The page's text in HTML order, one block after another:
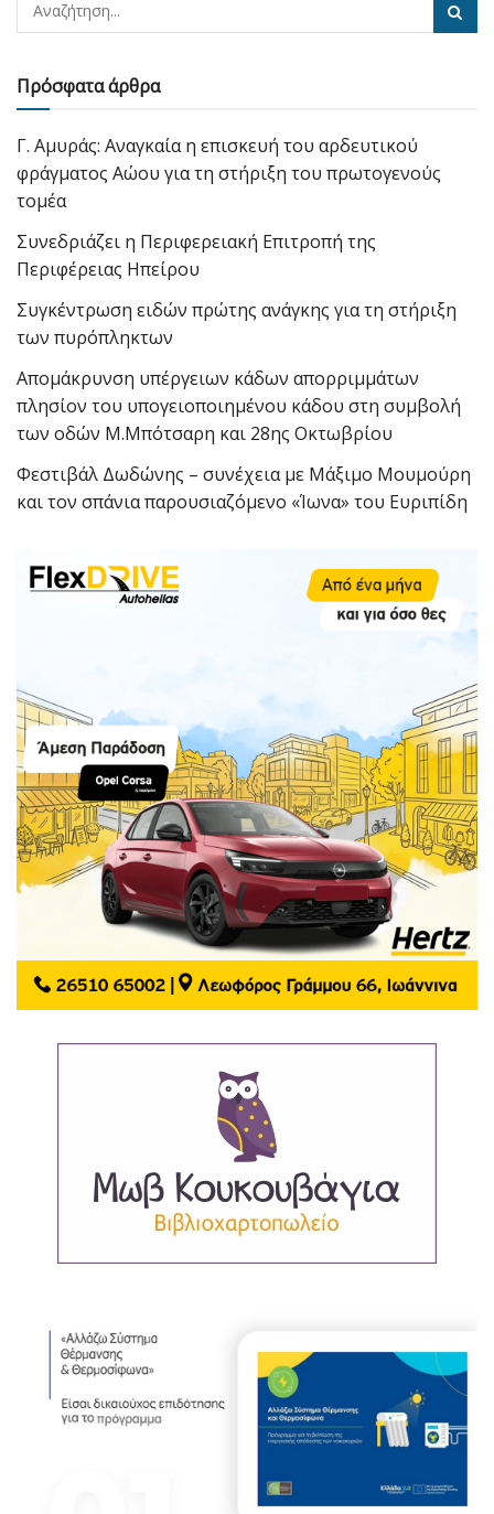
Πρόσφατα άρθρα
Γ. Αμυράς: Αναγκαία η επισκευή του αρδευτικού
φράγματος Αώου για τη στήριξη του πρωτογενούς
τομέα
Συνεδριάζει η Περιφερειακή Επιτροπή της
Περιφέρειας Ηπείρου
Συγκέντρωση ειδών πρώτης ανάγκης για τη στήριξη
των πυρόπληκτων
Απομάκρυνση υπέργειων κάδων απορριμμάτων
πλησίον του υπογειοποιημένου κάδου στη συμβολή
των οδών Μ.Μπότσαρη και 28ης Οκτωβρίου
Φεστιβάλ Δωδώνης – συνέχεια με Μάξιμο Μουμούρη
και τον σπάνια παρουσιαζόμενο «Ίωνα» του Ευριπίδη